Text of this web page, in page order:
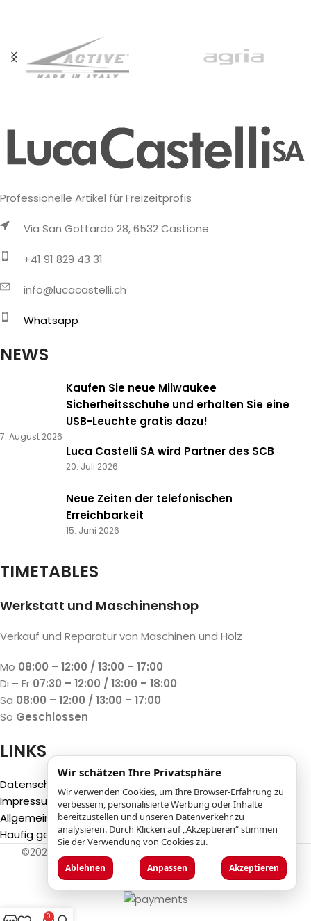
Professionelle Artikel für Freizeitprofis
Via San Gottardo 28, 6532 Castione
+41 91 829 43 31
info@lucacastelli.ch
Whatsapp
NEWS
Kaufen Sie neue Milwaukee
Sicherheitsschuhe und erhalten Sie eine
USB-Leuchte gratis dazu!
7. August 2026
Luca Castelli SA wird Partner des SCB
20. Juli 2026
Neue Zeiten der telefonischen
Erreichbarkeit
15. Juni 2026
TIMETABLES
Werkstatt und Maschinenshop
Verkauf und Reparatur von Maschinen und Holz
Mo 08:00 – 12:00 / 13:00 – 17:00
Di – Fr 07:30 – 12:00 / 13:00 – 18:00
Sa 08:00 – 12:00 / 13:00 – 17:00
So Geschlossen
LINKS
Datenschutzbestimmungen
Impressum
Allgemeine Geschäftsbedingungen (AGB)
Häufig gestellte Fragen (FAQ)
©2025
Luca Castelli SA- Via San Gottardo 28 - 6532
Castione (CH)
0
Wir schätzen Ihre Privatsphäre
Wir verwenden Cookies, um Ihre Browser-Erfahrung zu
verbessern, personalisierte Werbung oder Inhalte
bereitzustellen und unseren Datenverkehr zu
analysieren. Durch Klicken auf „Akzeptieren“ stimmen
Sie der Verwendung von Cookies zu.
Ablehnen Anpassen Akzeptieren